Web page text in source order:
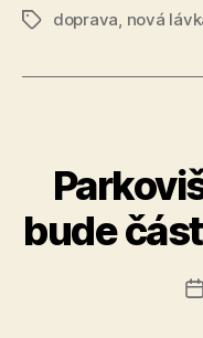
Štítkydoprava nová
bude